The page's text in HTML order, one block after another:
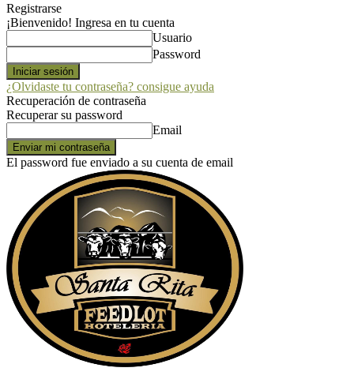
Registrarse
¡Bienvenido! Ingresa en tu cuenta
Usuario
Password
¿Olvidaste tu contraseña? consigue ayuda
Recuperación de contraseña
Recuperar su password
Email
El password fue enviado a su cuenta de email